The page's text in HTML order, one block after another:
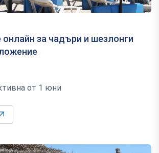
за чадъри и шезлонги
от 1 юни